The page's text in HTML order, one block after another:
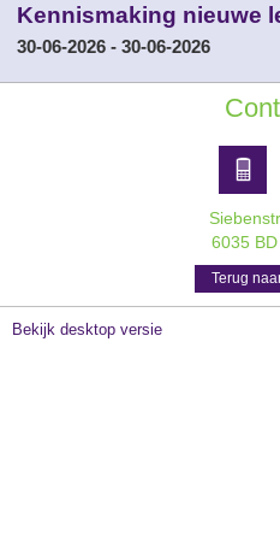
Kennismaking nieuwe
30-06-2026 - 30-06-2026
6035
Terug
Bekijk desktop versie